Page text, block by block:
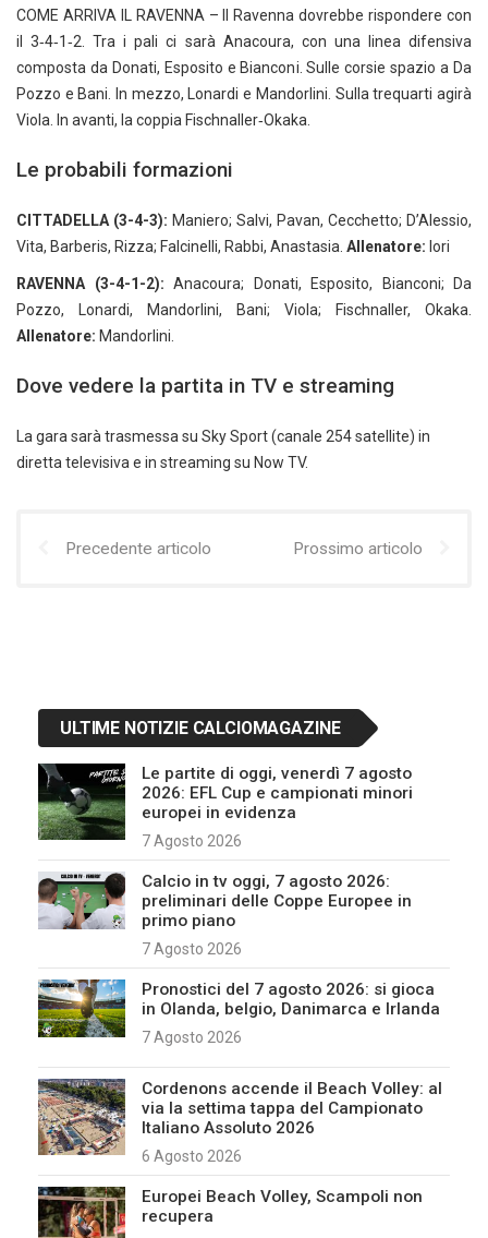
COME ARRIVA IL RAVENNA – Il Ravenna dovrebbe rispondere con
il 3‑4‑1‑2. Tra i pali ci sarà Anacoura, con una linea difensiva
composta da Donati, Esposito e Bianconi. Sulle corsie spazio a Da
Pozzo e Bani. In mezzo, Lonardi e Mandorlini. Sulla trequarti agirà
Viola. In avanti, la coppia Fischnaller‑Okaka.
Le probabili formazioni
CITTADELLA (3-4-3): Maniero; Salvi, Pavan, Cecchetto; D’Alessio,
Vita, Barberis, Rizza; Falcinelli, Rabbi, Anastasia. Allenatore: Iori
RAVENNA (3-4-1-2): Anacoura; Donati, Esposito, Bianconi; Da
Pozzo, Lonardi, Mandorlini, Bani; Viola; Fischnaller, Okaka.
Allenatore: Mandorlini.
Dove vedere la partita in TV e streaming
La gara sarà trasmessa su Sky Sport (canale 254 satellite) in
diretta televisiva e in streaming su Now TV.
Precedente articolo Prossimo articolo
ULTIME NOTIZIE CALCIOMAGAZINE
Le partite di oggi, venerdì 7 agosto
2026: EFL Cup e campionati minori
europei in evidenza
7 Agosto 2026
Calcio in tv oggi, 7 agosto 2026:
preliminari delle Coppe Europee in
primo piano
7 Agosto 2026
Pronostici del 7 agosto 2026: si gioca
in Olanda, belgio, Danimarca e Irlanda
7 Agosto 2026
Cordenons accende il Beach Volley: al
via la settima tappa del Campionato
Italiano Assoluto 2026
6 Agosto 2026
Europei Beach Volley, Scampoli non
recupera